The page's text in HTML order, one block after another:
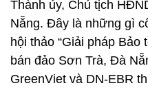
Thành ủy, Chủ tịch
Nẵng. Đây là những gì
hội thảo “Giải pháp
bán đảo Sơn Trà, Đà
GreenViet và DN-EBR